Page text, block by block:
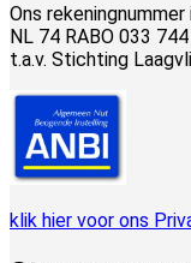
Ons rekeningnummer
NL 74 RABO 033
t.a.v. Stichting
klik hier voor ons